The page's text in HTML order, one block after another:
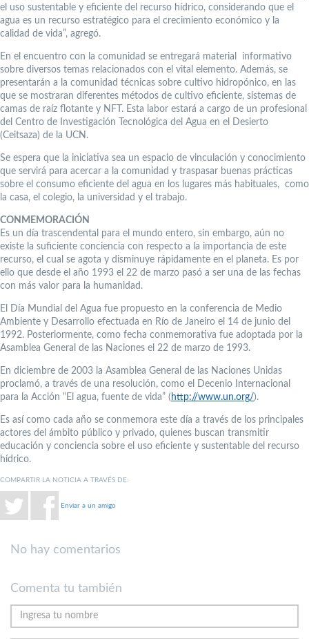
el uso sustentable y eficiente del recurso hídrico, considerando que el
agua es un recurso estratégico para el crecimiento económico y la
calidad de vida”, agregó.
En el encuentro con la comunidad se entregará material informativo
sobre diversos temas relacionados con el vital elemento. Además, se
presentarán a la comunidad técnicas sobre cultivo hidropónico, en las
que se mostraran diferentes métodos de cultivo eficiente, sistemas de
camas de raíz flotante y NFT. Esta labor estará a cargo de un profesional
del Centro de Investigación Tecnológica del Agua en el Desierto
(Ceitsaza) de la UCN.
Se espera que la iniciativa sea un espacio de vinculación y conocimiento
que servirá para acercar a la comunidad y traspasar buenas prácticas
sobre el consumo eficiente del agua en los lugares más habituales, como
la casa, el colegio, la universidad y el trabajo.
CONMEMORACIÓN
Es un día trascendental para el mundo entero, sin embargo, aún no
existe la suficiente conciencia con respecto a la importancia de este
recurso, el cual se agota y disminuye rápidamente en el planeta. Es por
ello que desde el año 1993 el 22 de marzo pasó a ser una de las fechas
con más valor para la humanidad.
El Día Mundial del Agua fue propuesto en la conferencia de Medio
Ambiente y Desarrollo efectuada en Río de Janeiro el 14 de junio del
1992. Posteriormente, como fecha conmemorativa fue adoptada por la
Asamblea General de las Naciones el 22 de marzo de 1993.
En diciembre de 2003 la Asamblea General de las Naciones Unidas
proclamó, a través de una resolución, como el Decenio Internacional
para la Acción “El agua, fuente de vida” ( http://www.un.org/).
Es así como cada año se conmemora este día a través de los principales
actores del ámbito público y privado, quienes buscan transmitir
educación y conciencia sobre el uso eficiente y sustentable del recurso
hídrico.
COMPARTIR LA NOTICIA A TRAVÉS DE:
Enviar a un amigo
No hay comentarios
Comenta tu también